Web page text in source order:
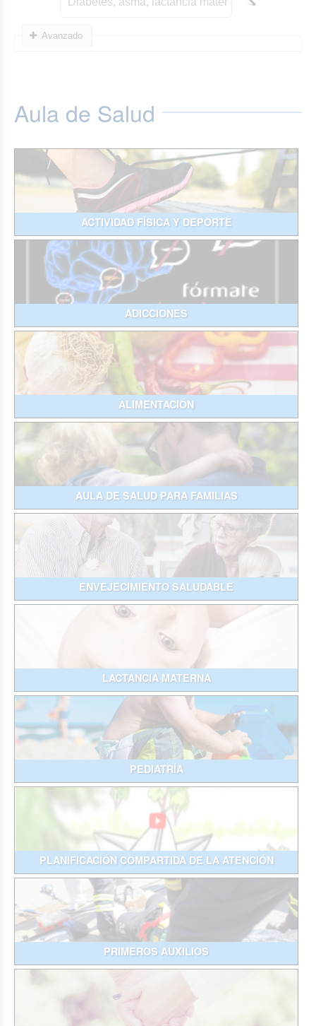
Avanzado
Aula de Salud
ACTIVIDAD FÍSICA Y DEPORTE
ADICCIONES
ALIMENTACIÓN
AULA DE SALUD PARA FAMILIAS
ENVEJECIMIENTO SALUDABLE
LACTANCIA MATERNA
PEDIATRÍA
PLANIFICACIÓN COMPARTIDA DE LA ATENCIÓN
PRIMEROS AUXILIOS